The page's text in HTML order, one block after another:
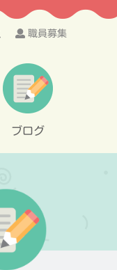
職員募集
ブログ